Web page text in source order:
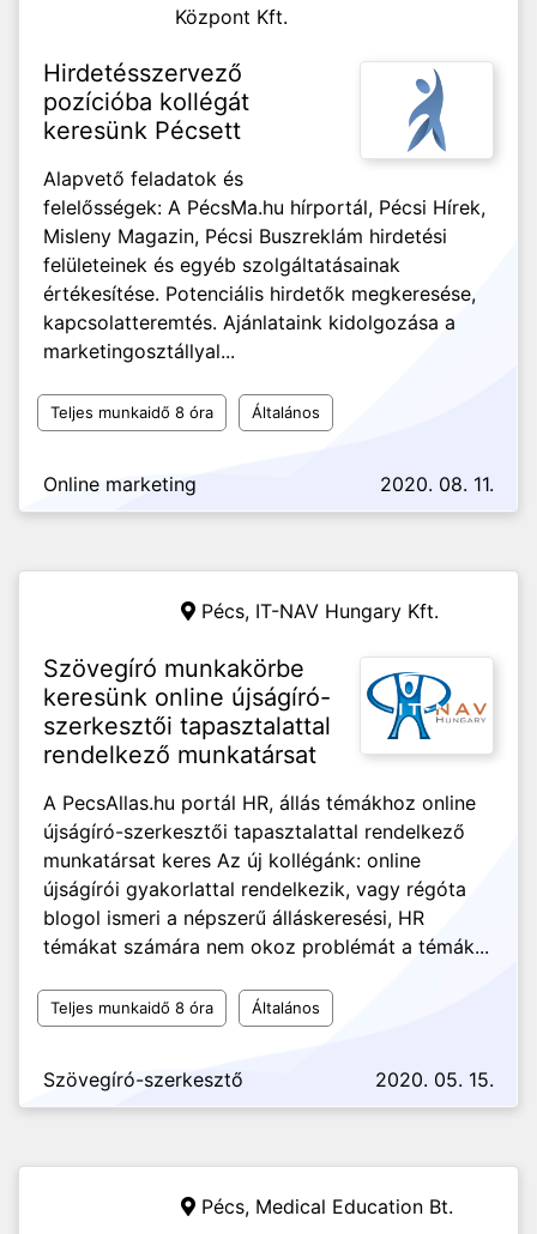
Központ Kft.
Hirdetésszervező
pozícióba kollégát
keresünk Pécsett
Alapvető feladatok és
felelősségek: A PécsMa.hu hírportál, Pécsi Hírek,
Misleny Magazin, Pécsi Buszreklám hirdetési
felületeinek és egyéb szolgáltatásainak
értékesítése. Potenciális hirdetők megkeresése,
kapcsolatteremtés. Ajánlataink kidolgozása a
marketingosztállyal...
Teljes munkaidő 8 óra Általános
Online marketing 2020. 08. 11.
Pécs, IT-NAV Hungary Kft.
Szövegíró munkakörbe
keresünk online újságíró-
szerkesztői tapasztalattal
rendelkező munkatársat
A PecsAllas.hu portál HR, állás témákhoz online
újságíró-szerkesztői tapasztalattal rendelkező
munkatársat keres Az új kollégánk: online
újságírói gyakorlattal rendelkezik, vagy régóta
blogol ismeri a népszerű álláskeresési, HR
témákat számára nem okoz problémát a témák...
Teljes munkaidő 8 óra Általános
Szövegíró-szerkesztő 2020. 05. 15.
Pécs, Medical Education Bt.